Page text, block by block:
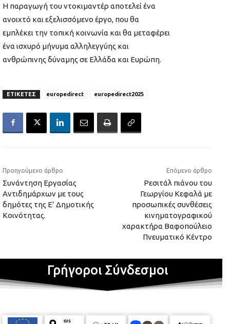
Η παραγωγή του ντοκιμαντέρ αποτελεί ένα
ανοιχτό και εξελισσόμενο έργο, που θα
εμπλέκει την τοπική κοινωνία και θα μεταφέρει
ένα ισχυρό μήνυμα αλληλεγγύης και
ανθρώπινης δύναμης σε Ελλάδα και Ευρώπη.
ΕΤΙΚΕΤΕΣ europedirect europedirect2025
Προηγούμενο άρθρο
Συνάντηση Εργασίας
Αντιδημάρχων με τους
δημότες της Ε’ Δημοτικής
Κοινότητας.
Επόμενο άρθρο
Ρεσιτάλ πιάνου του
Γεωργίου Κεφαλά με
προσωπικές συνθέσεις
κινηματογραφικού
χαρακτήρα Βαφοπούλειο
Πνευματικό Κέντρο
Γρήγοροι Σύνδεσμοι